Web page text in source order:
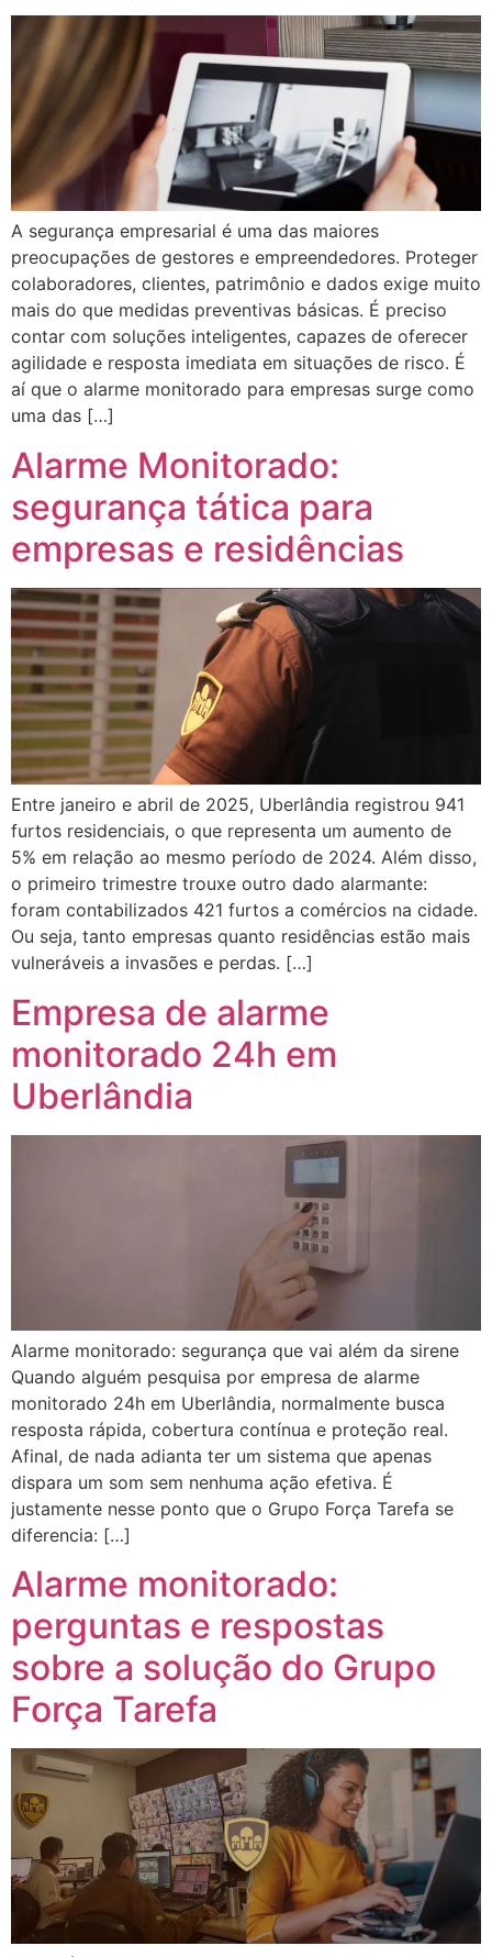
A segurança empresarial é uma das maiores
preocupações de gestores e empreendedores. Proteger
colaboradores, clientes, patrimônio e dados exige muito
mais do que medidas preventivas básicas. É preciso
contar com soluções inteligentes, capazes de oferecer
agilidade e resposta imediata em situações de risco. É
aí que o alarme monitorado para empresas surge como
uma das […]
Alarme Monitorado:
segurança tática para
empresas e residências
Entre janeiro e abril de 2025, Uberlândia registrou 941
furtos residenciais, o que representa um aumento de
5% em relação ao mesmo período de 2024. Além disso,
o primeiro trimestre trouxe outro dado alarmante:
foram contabilizados 421 furtos a comércios na cidade.
Ou seja, tanto empresas quanto residências estão mais
vulneráveis a invasões e perdas. […]
Empresa de alarme
monitorado 24h em
Uberlândia
Alarme monitorado: segurança que vai além da sirene
Quando alguém pesquisa por empresa de alarme
monitorado 24h em Uberlândia, normalmente busca
resposta rápida, cobertura contínua e proteção real.
Afinal, de nada adianta ter um sistema que apenas
dispara um som sem nenhuma ação efetiva. É
justamente nesse ponto que o Grupo Força Tarefa se
diferencia: […]
Alarme monitorado:
perguntas e respostas
sobre a solução do Grupo
Força Tarefa